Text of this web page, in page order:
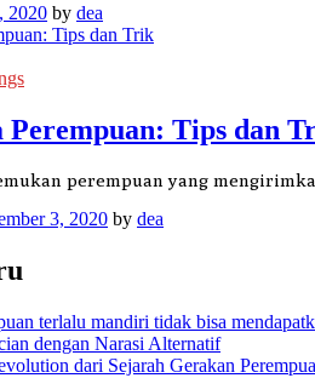
2020 by dea
Perempuan: Tips dan
perempuan yang
3, 2020 by dea
terlalu mandiri tidak bisa
dengan Narasi Alternatif
dari Sejarah Gerakan